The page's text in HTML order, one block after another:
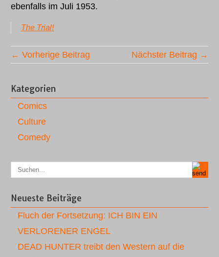
ebenfalls im Juli 1953.
The Trial!
← Vorherige Beitrag Nächster Beitrag →
Kategorien
Comics
Culture
Comedy
Neueste Beiträge
Fluch der Fortsetzung: ICH BIN EIN
VERLORENER ENGEL
DEAD HUNTER treibt den Western auf die